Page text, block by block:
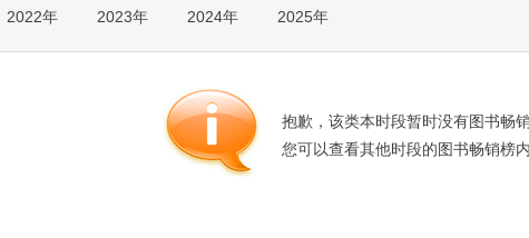
食品
手机
2022年 2023年 2024年 2025年
抱歉，该类本时段暂时没有图书畅销
您可以查看其他时段的图书畅销榜内